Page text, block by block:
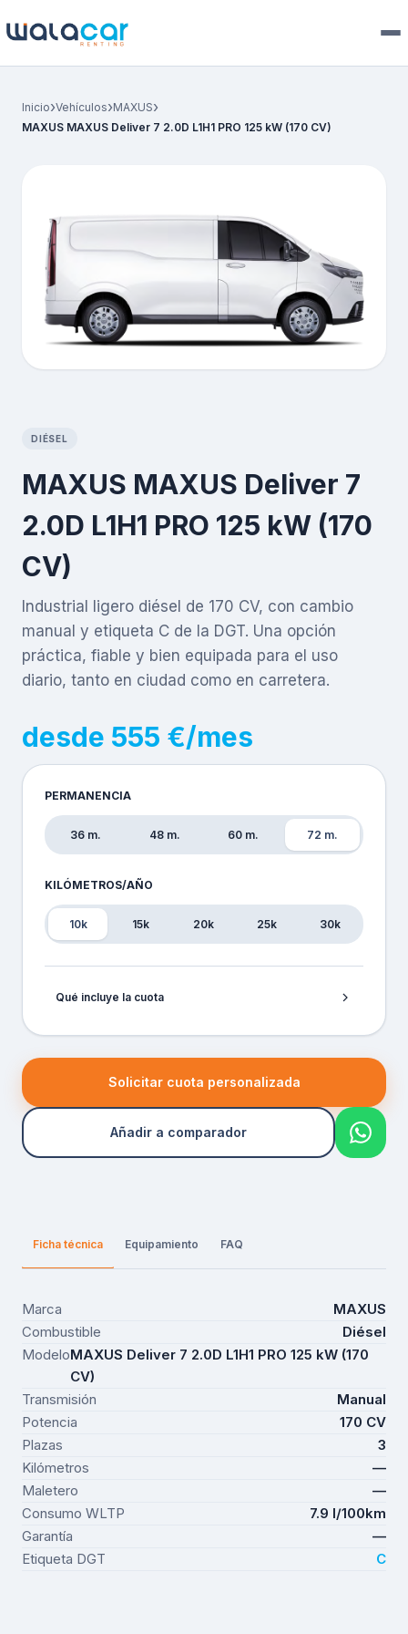
Inicio›Vehículos›MAXUS›
MAXUS MAXUS Deliver 7 2.0D L1H1 PRO 125 kW (170 CV)
DIÉSEL
MAXUS MAXUS Deliver 7
2.0D L1H1 PRO 125 kW (170
CV)
Industrial ligero diésel de 170 CV, con cambio
manual y etiqueta C de la DGT. Una opción
práctica, fiable y bien equipada para el uso
diario, tanto en ciudad como en carretera.
desde 555 €/mes
PERMANENCIA
36 m. 48 m. 60 m. 72 m.
KILÓMETROS/AÑO
10k 15k 20k 25k 30k
Qué incluye la cuota
Solicitar cuota personalizada
Añadir a comparador
Ficha técnica Equipamiento FAQ
Marca
MAXUS
Combustible
Diésel
ModeloMAXUS Deliver 7 2.0D L1H1 PRO 125 kW (170
CV)
Transmisión
Manual
Potencia
170 CV
Plazas
3
Kilómetros
—
Maletero
—
Consumo WLTP
7.9 l/100km
Garantía
—
Etiqueta DGT
C